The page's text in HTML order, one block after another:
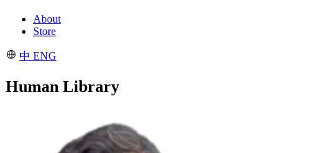
About
Store
中 ENG
Human Library